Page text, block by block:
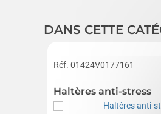
DANS CETTE
Réf. 01424V0177161
Haltères anti-stress